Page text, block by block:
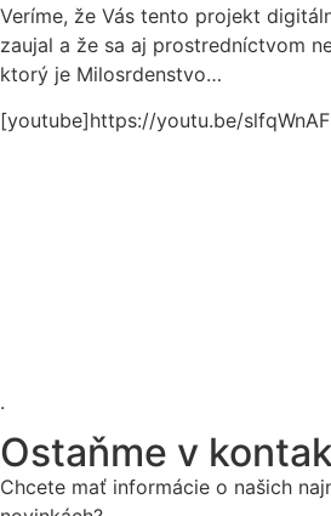
Veríme, že Vás tento projekt
zaujal a že sa aj prostredníctvom
ktorý je Milosrdenstvo…
[youtube]https://youtu.be/
.
Ostaňme v
Chcete mať informácie o našich